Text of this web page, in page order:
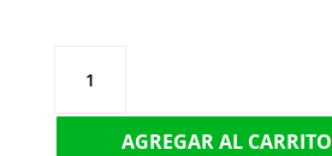
POLO
A
AGREGAR AL CARRITO